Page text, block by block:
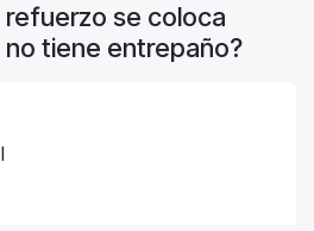
refuerzo se coloca
no tiene entrepaño?